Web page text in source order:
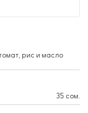
рис и масло
35 сом.